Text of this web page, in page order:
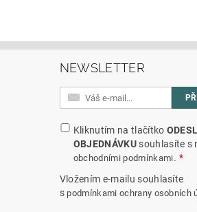
NEWSLETTER
Kliknutím na tlačítko
OBJEDNÁVKUsouhlasíte s
obchodními podmínkami.
Vložením e-mailu souhlasíte
s podmínkami ochrany osobních